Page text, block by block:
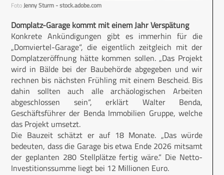
FotoJenny Sturm - stock.adobe.com
Domplatz-Garage kommt mit einem Jahr Verspätung
Konkrete Ankündigungen gibt es immerhin für die
„Domviertel-Garage“, die eigentlich zeitgleich mit der
Domplatzeröffnung hätte kommen sollen. „Das Projekt
wird in Bälde bei der Baubehörde abgegeben und wir
rechnen bis nächsten Frühling mit einem Bescheid. Bis
dahin sollten auch alle archäologischen Arbeiten
abgeschlossen sein“, erklärt Walter Benda,
Geschäftsführer der Benda Immobilien Gruppe, welche
das Projekt umsetzt.
Die Bauzeit schätzt er auf 18 Monate. „Das würde
bedeuten, dass die Garage bis etwa Ende 2026 mitsamt
der geplanten 280 Stellplätze fertig wäre.“ Die Netto-
Investitionssumme liegt bei 12 Millionen Euro.